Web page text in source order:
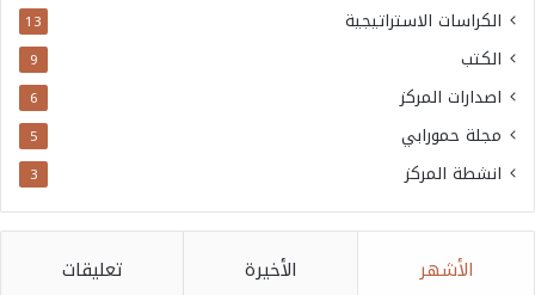
الكراسات الاستراتيجية 13
الكتب 9
اصدارات المركز 6
مجلة حمورابي 5
انشطة المركز 3
الأشهر الأخيرة تعليقات